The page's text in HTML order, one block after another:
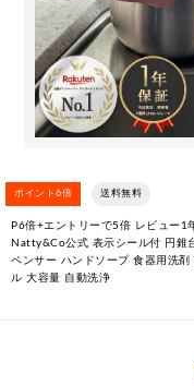
ポイント6倍 送料無料
P6倍+エントリーで5倍 レビュー1
Natty&Co公式 表示シール付 円錐
ペンサー ハンドソープ 食器用洗
ル 大容量 自動洗浄